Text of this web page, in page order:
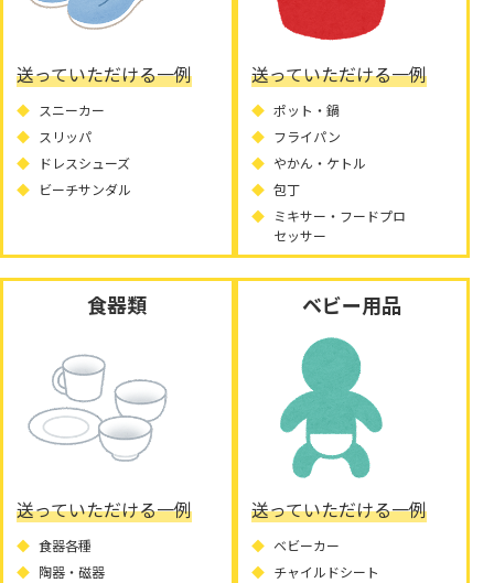
送っていただける一例
スニーカー
スリッパ
ドレスシューズ
ビーチサンダル
送っていただける一例
ポット・鍋
フライパン
やかん・ケトル
包丁
ミキサー・フードプロ
セッサー
食器類
送っていただける一例
食器各種
陶器・磁器
ベビー用品
送っていただける一例
ベビーカー
チャイルドシート